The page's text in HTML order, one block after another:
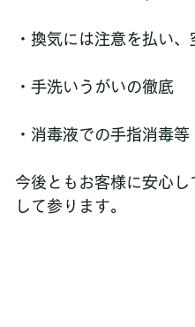
・換気には注意を払い
・手洗いうがいの徹底
・消毒液での手指消毒等
今後ともお客様に安心
して参ります。